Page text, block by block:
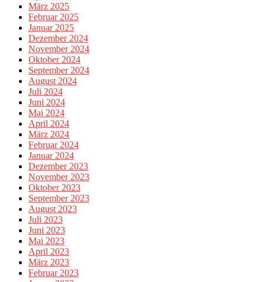
März 2025
Februar 2025
Januar 2025
Dezember 2024
November 2024
Oktober 2024
September 2024
August 2024
Juli 2024
Juni 2024
Mai 2024
April 2024
März 2024
Februar 2024
Januar 2024
Dezember 2023
November 2023
Oktober 2023
September 2023
August 2023
Juli 2023
Juni 2023
Mai 2023
April 2023
März 2023
Februar 2023